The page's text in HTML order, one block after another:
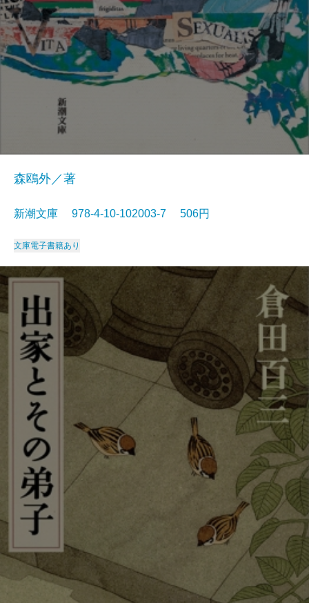
森鴎外／著
新潮文庫 978-4-10-102003-7 506円
文庫電子書籍あり